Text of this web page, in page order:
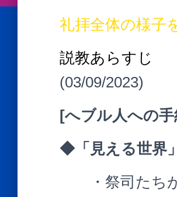
礼拝全体の様子
説教あらすじ
(03/09/2023)
[へブル人への
◆「見える世界
・祭司たちが